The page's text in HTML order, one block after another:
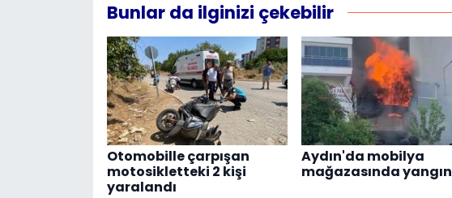
Bunlar da ilginizi çekebilir
Otomobille çarpışan
motosikletteki 2 kişi
yaralandı
Aydın'da mobilya
mağazasında yangın